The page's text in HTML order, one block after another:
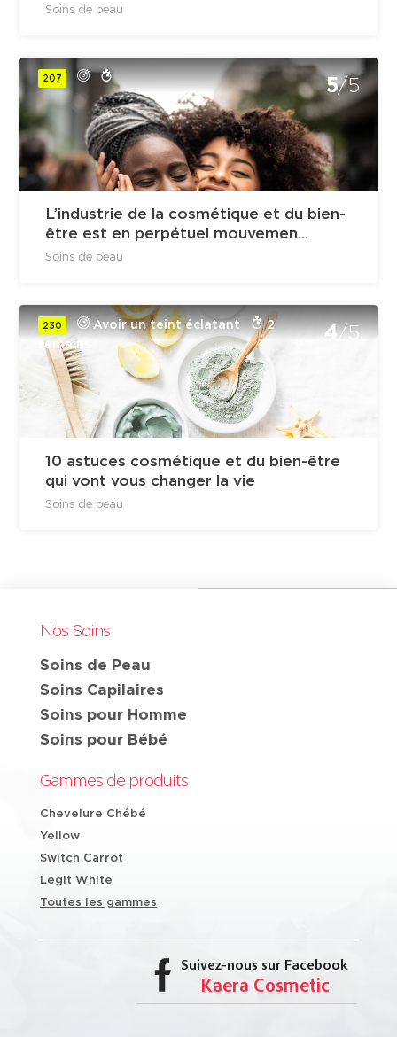
Soins de peau
207 5/5
L’industrie de la cosmétique et du bien-
être est en perpétuel mouvemen...
Soins de peau
230 Avoir un teint éclatant
2
semains
4/5
10 astuces cosmétique et du bien-être
qui vont vous changer la vie
Soins de peau
Nos Soins
Soins de Peau
Soins Capilaires
Soins pour Homme
Soins pour Bébé
Gammes de produits
Chevelure Chébé
Yellow
Switch Carrot
Legit White
Toutes les gammes
Suivez-nous sur Facebook
Kaera Cosmetic